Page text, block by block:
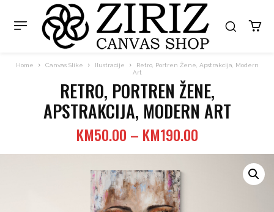
Home Canvas Slike Ilustracije
Retro, Portren Žene, Apstrakcija, Modern
Art
RETRO, PORTREN ŽENE,
APSTRAKCIJA, MODERN ART
KM50.00 – KM190.00Price
range:
KM50.00
KM190.00